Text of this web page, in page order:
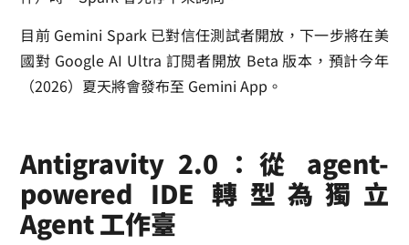
目前 Gemini Spark 已對信任測試者開放，下一步將在美
國對 Google AI Ultra 訂閱者開放 Beta 版本，預計今年
（2026）夏天將會發布至 Gemini App。
Antigravity 2.0：從 agent-
powered IDE 轉型為獨立
Agent 工作臺